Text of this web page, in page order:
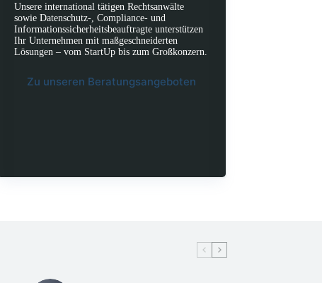
Unsere international tätigen Rechtsanwälte
sowie Datenschutz-, Compliance- und
Informationssicherheitsbeauftragte unterstützen
Ihr Unternehmen mit maßgeschneiderten
Lösungen – vom StartUp bis zum Großkonzern.
Zu unseren Beratungsangeboten